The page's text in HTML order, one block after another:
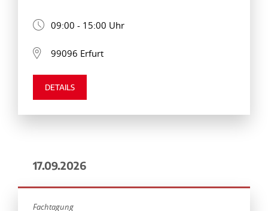
09:00 - 15:00 Uhr
99096 Erfurt
DETAILS
17.09.2026
Fachtagung